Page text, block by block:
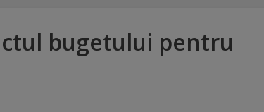
bugetului pentru